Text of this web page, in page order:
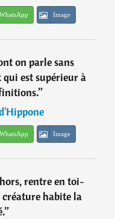
WhatsApp Image
on parle sans
est supérieur à
”
WhatsApp Image
rentre en toi-
habite la
”